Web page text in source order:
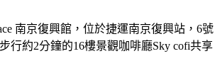
南京復興館，位於捷運南京復興站，6號
行約2分鐘的16樓景觀咖啡廳Sky cofi共享